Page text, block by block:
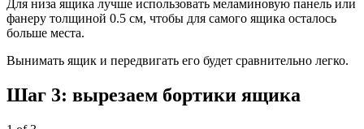
Для низа ящика лучше использовать меламиновую панель или
фанеру толщиной 0.5 см, чтобы для самого ящика осталось
больше места.
Вынимать ящик и передвигать его будет сравнительно легко.
Шаг 3: вырезаем бортики ящика